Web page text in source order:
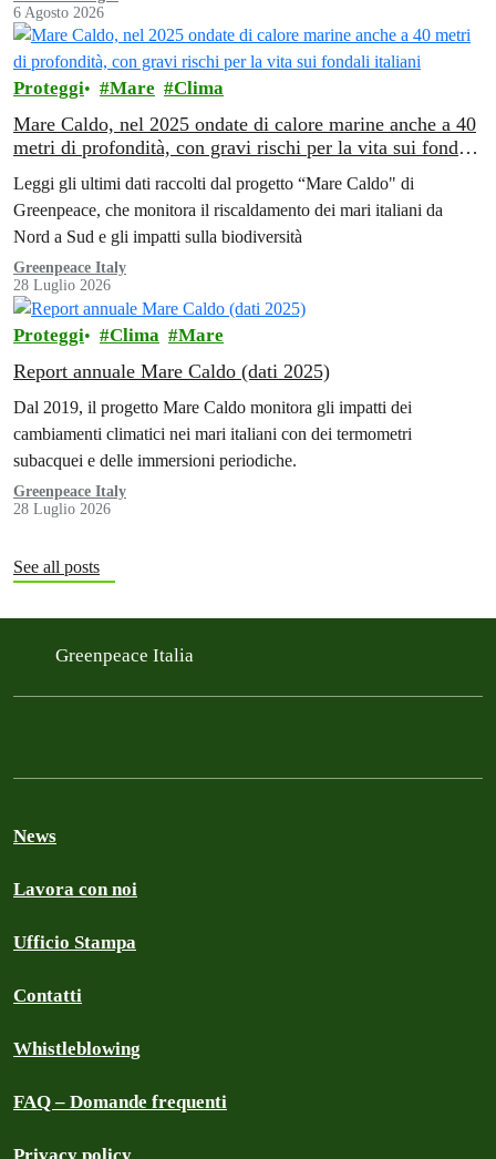
6 Agosto 2026
Proteggi Mare Clima
Mare Caldo, nel 2025 ondate di calore marine anche a 40
metri di profondità, con gravi rischi per la vita sui fondali
Leggi gli ultimi dati raccolti dal progetto “Mare Caldo" di
Greenpeace, che monitora il riscaldamento dei mari italiani da
Nord a Sud e gli impatti sulla biodiversità
Greenpeace Italy
28 Luglio 2026
Proteggi Clima Mare
Report annuale Mare Caldo (dati 2025)
Dal 2019, il progetto Mare Caldo monitora gli impatti dei
cambiamenti climatici nei mari italiani con dei termometri
subacquei e delle immersioni periodiche.
Greenpeace Italy
28 Luglio 2026
See all posts
Greenpeace Italia
News
Lavora con noi
Ufficio Stampa
Contatti
Whistleblowing
FAQ – Domande frequenti